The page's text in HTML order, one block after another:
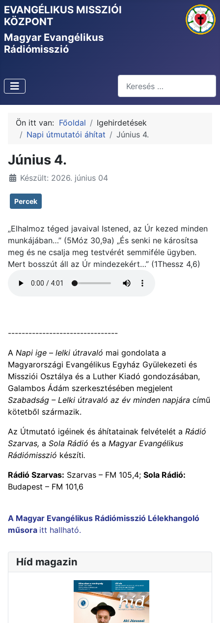
EVANGÉLIKUS MISSZIÓI
KÖZPONT
Magyar Evangélikus
Rádiómisszió
Type 2 or more characters
Ön itt van: Főoldal
Igehirdetések
Napi útmutatói áhítat
Június 4.
Június 4.
Készült: 2026. június 04
Percek
„Elhalmoz téged javaival Istened, az Úr kezed minden
munkájában…” (⁠5Móz 30,9a) „És senki ne károsítsa
meg és ne csalja meg testvérét semmiféle ügyben.
Mert bosszút áll az Úr mindezekért…” (⁠1Thessz 4,6)
--------------------------------
A Napi ige – lelki útravaló mai gondolata a
Magyarországi Evangélikus Egyház Gyülekezeti és
Missziói Osztálya és a Luther Kiadó gondozásában,
Galambos Ádám szerkesztésében megjelent
Szabadság – Lelki útravaló az év minden napjára című
kötetből származik.
Az Útmutató igéinek és áhítatainak felvételét a Rádió
Szarvas, a Sola Rádió és a Magyar Evangélikus
Rádiómisszió készíti.
Rádió Szarvas: Szarvas – FM 105,4; Sola Rádió:
Budapest – FM 101,6
A Magyar Evangélikus Rádiómisszió Lélekhangoló
műsora itt hallható.
Híd magazin